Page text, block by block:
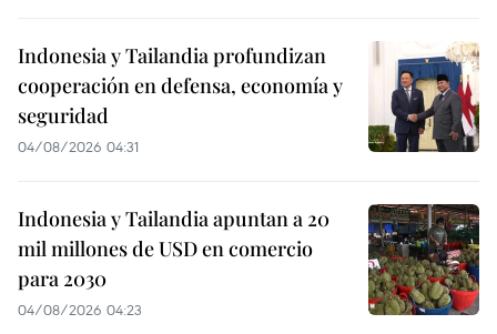
Indonesia y Tailandia profundizan
cooperación en defensa, economía y
seguridad
04/08/2026 04:31
Indonesia y Tailandia apuntan a 20
mil millones de USD en comercio
para 2030
04/08/2026 04:23